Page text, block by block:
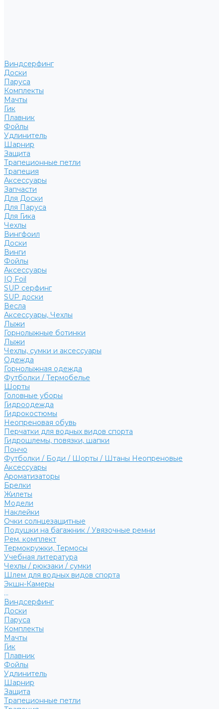
Виндсерфинг
Доски
Паруса
Комплекты
Мачты
Гик
Плавник
Фойлы
Удлинитель
Шарнир
Защита
Трапеционные петли
Трапеция
Аксессуары
Запчасти
Для Доски
Для Паруса
Для Гика
Чехлы
Вингфоил
Доски
Винги
Фойлы
Аксессуары
IQ Foil
SUP серфинг
SUP доски
Весла
Аксессуары, Чехлы
Лыжи
Горнолыжные ботинки
Лыжи
Чехлы, сумки и аксессуары
Одежда
Горнолыжная одежда
Футболки / Термобелье
Шорты
Головные уборы
Гидроодежда
Гидрокостюмы
Неопреновая обувь
Перчатки для водных видов спорта
Гидрошлемы, повязки, шапки
Пончо
Футболки / Боди / Шорты / Штаны Неопреновые
Аксессуары
Ароматизаторы
Брелки
Жилеты
Модели
Наклейки
Очки солнцезащитные
Подушки на багажник / Увязочные ремни
Рем. комплект
Термокружки, Термосы
Учебная литература
Чехлы / рюкзаки / сумки
Шлем для водных видов спорта
Экшн-Камеры
...
Виндсерфинг
Доски
Паруса
Комплекты
Мачты
Гик
Плавник
Фойлы
Удлинитель
Шарнир
Защита
Трапеционные петли